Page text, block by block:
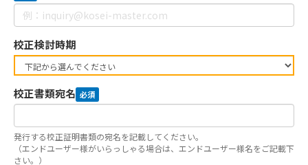
校正検討時期
校正書類宛名 必須
発行する校正証明書類の宛名を記載してください。
（エンドユーザー様がいらっしゃる場合は、エンドユーザー様名をご記載下
さい。）